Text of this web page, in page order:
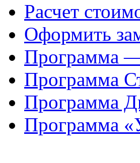
Расчет
Оформить
Программа
Программа
Программа
Программа